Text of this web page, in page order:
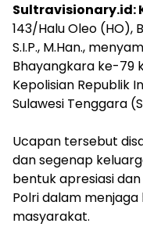
Sultravisionary.id:
143/Halu Oleo (HO),
S.I.P., M.Han.,
Bhayangkara ke-79
Kepolisian Republik
Sulawesi Tenggara
Ucapan tersebut
dan segenap
bentuk apresiasi
Polri dalam
masyarakat.